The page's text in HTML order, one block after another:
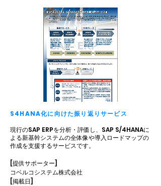
S4HANA化に向けた振り返りサービス
現行のSAP ERPを分析・評価し、SAP S/4HANAに
よる新基幹システムの全体像や導入ロードマップの
作成を支援するサービスです。
[提供サポーター]
コベルコシステム株式会社
[掲載日]